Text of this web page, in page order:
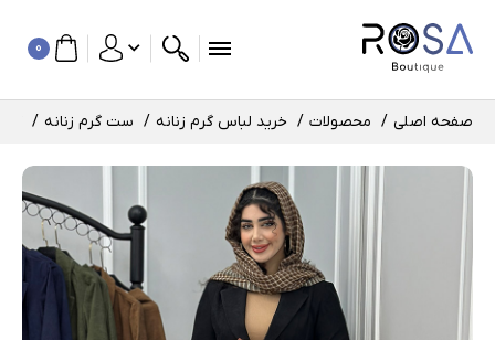
0
صفحه اصلی محصولات خرید لباس گرم زنانه ست گرم زنانه